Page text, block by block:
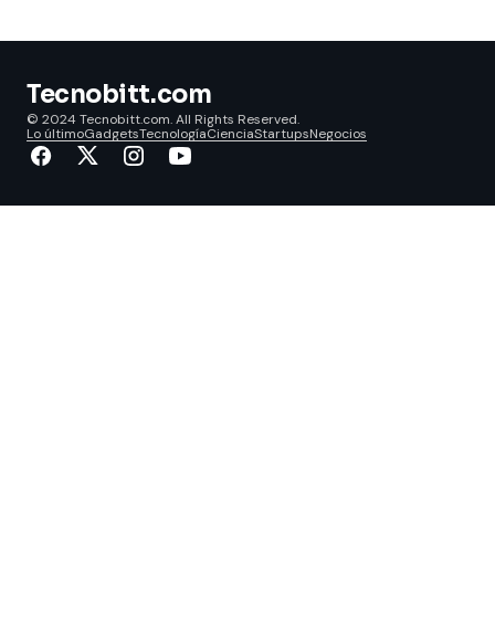
Tecnobitt.com
© 2024 Tecnobitt.com. All Rights Reserved.
Lo últimoGadgetsTecnologíaCienciaStartupsNegocios